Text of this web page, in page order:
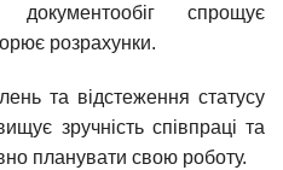
документообіг спрощує
розрахунки.
та відстеження статусу
зручність співпраці та
планувати свою роботу.